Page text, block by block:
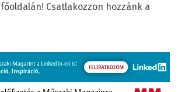
főoldalán! Csatlakozzon hozzánk a